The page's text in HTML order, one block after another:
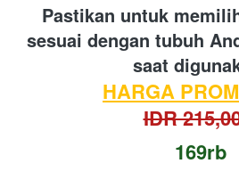
Pastikan untuk
sesuai dengan tubuh
saat
HARGA
IDR
169rb